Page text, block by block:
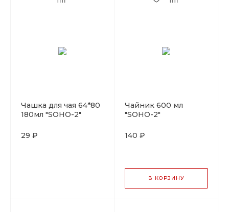
Чашка для чая 64*80
180мл "SOHO-2"
29 ₽
Чайник 600 мл
"SOHO-2"
140 ₽
В КОРЗИНУ